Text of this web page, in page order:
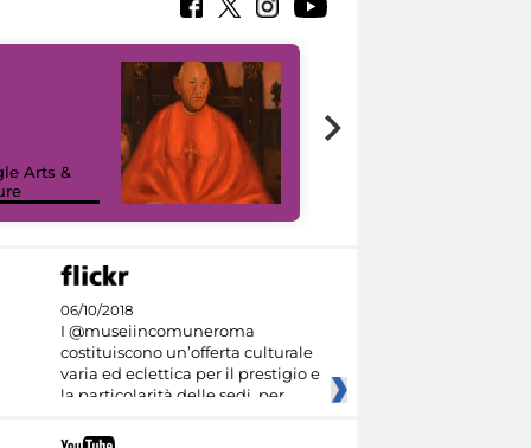
Arts &
06/10/2018
I @museiincomuneroma
costituiscono un’offerta culturale
varia ed eclettica per il prestigio e
la particolarità delle sedi, per